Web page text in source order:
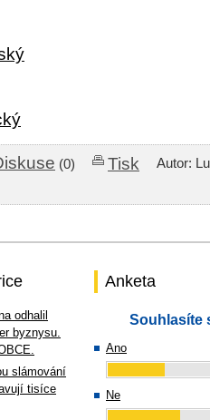
(0) Tisk
Autor:
odhalil
byznysu.
slámování
tisíce
Anketa
Souhlasíte
Ano
Ne